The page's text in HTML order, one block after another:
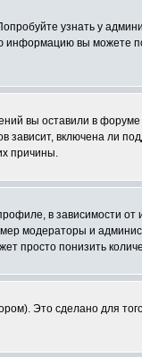
узнать у
информацию вы можете
вы оставили в
включена ли
причины.
в зависимости от
модераторы и
просто понизить
Это сделано для